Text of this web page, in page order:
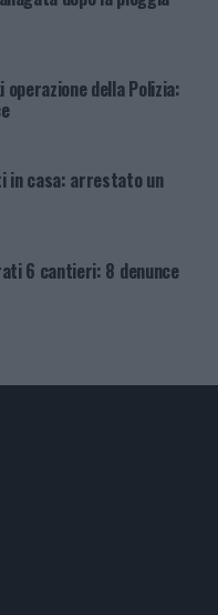
della Polizia:
in casa: arrestato un
6 cantieri: 8 denunce